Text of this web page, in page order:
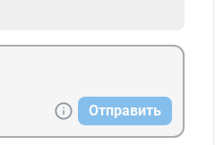
Отправить